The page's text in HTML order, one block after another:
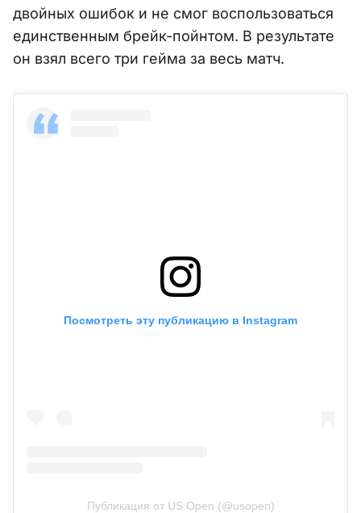
двойных ошибок и не смог воспользоваться
единственным брейк-пойнтом. В результате
он взял всего три гейма за весь матч.
Посмотреть эту публикацию в Instagram
Публикация от US Open (@usopen)